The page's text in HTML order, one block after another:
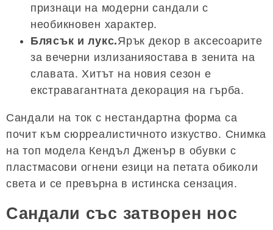
признаци на модерни сандали с
необикновен характер.
Блясък и лукс.Ярък декор в аксесоарите
за вечерни излизанияостава в зенита на
славата. Хитът на новия сезон е
екстравагантната декорация на гърба.
Сандали на ток с нестандартна форма са
почит към сюрреалистичното изкуство. Снимка
на топ модела Кендъл Дженър в обувки с
пластмасови огнени езици на петата обиколи
света и се превърна в истинска сензация.
Сандали със затворен нос